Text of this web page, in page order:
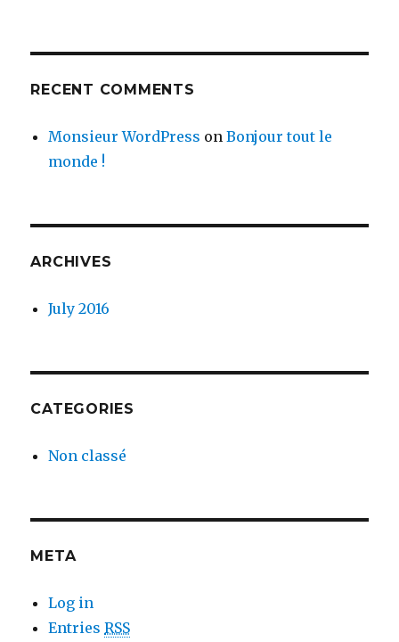
RECENT COMMENTS
Monsieur WordPress onBonjour tout le
monde !
ARCHIVES
July 2016
CATEGORIES
Non classé
META
Log in
EntriesRSS